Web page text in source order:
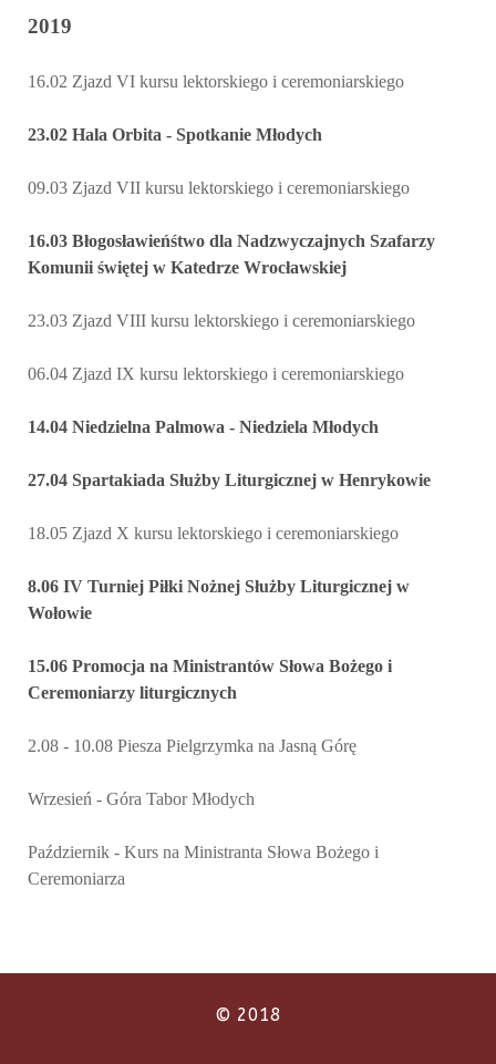
2019
16.02 Zjazd VI kursu lektorskiego i ceremoniarskiego
23.02 Hala Orbita - Spotkanie Młodych
09.03 Zjazd VII kursu lektorskiego i ceremoniarskiego
16.03 Błogosławieńśtwo dla Nadzwyczajnych Szafarzy
Komunii świętej w Katedrze Wrocławskiej
23.03 Zjazd VIII kursu lektorskiego i ceremoniarskiego
06.04 Zjazd IX kursu lektorskiego i ceremoniarskiego
14.04 Niedzielna Palmowa - Niedziela Młodych
27.04 Spartakiada Służby Liturgicznej w Henrykowie
18.05 Zjazd X kursu lektorskiego i ceremoniarskiego
8.06 IV Turniej Piłki Nożnej Służby Liturgicznej w
Wołowie
15.06 Promocja na Ministrantów Słowa Bożego i
Ceremoniarzy liturgicznych
2.08 - 10.08 Piesza Pielgrzymka na Jasną Górę
Wrzesień - Góra Tabor Młodych
Październik - Kurs na Ministranta Słowa Bożego i
Ceremoniarza
© 2018